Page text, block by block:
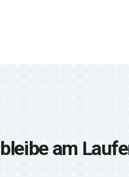
bleibe am